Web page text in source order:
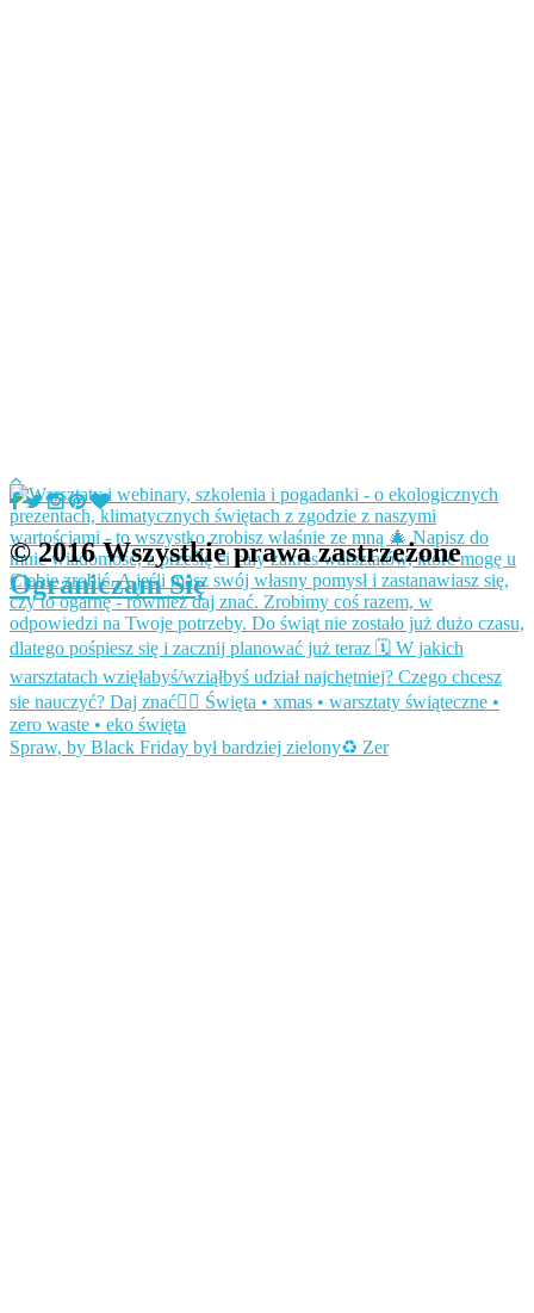
Spraw, by Black Friday był bardziej zielony♻️ Zer
© 2016 Wszystkie prawa zastrzeżone
Ograniczam Się